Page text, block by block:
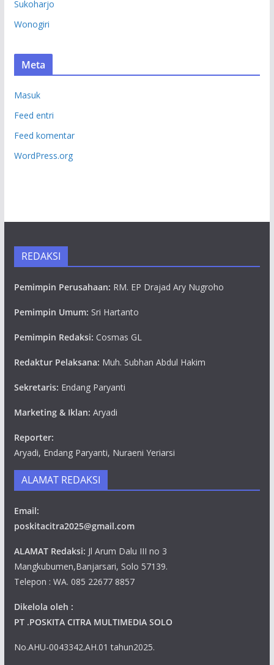
Sukoharjo
Wonogiri
Meta
Masuk
Feed entri
Feed komentar
WordPress.org
REDAKSI
Pemimpin Perusahaan: RM. EP Drajad Ary Nugroho
Pemimpin Umum: Sri Hartanto
Pemimpin Redaksi: Cosmas GL
Redaktur Pelaksana: Muh. Subhan Abdul Hakim
Sekretaris: Endang Paryanti
Marketing & Iklan: Aryadi
Reporter:
Aryadi, Endang Paryanti, Nuraeni Yeriarsi
ALAMAT REDAKSI
Email:
poskitacitra2025@gmail.com
ALAMAT Redaksi: Jl Arum Dalu III no 3
Mangkubumen,Banjarsari, Solo 57139.
Telepon : WA. 085 22677 8857
Dikelola oleh :
PT .POSKITA CITRA MULTIMEDIA SOLO
No.AHU-0043342.AH.01 tahun2025.